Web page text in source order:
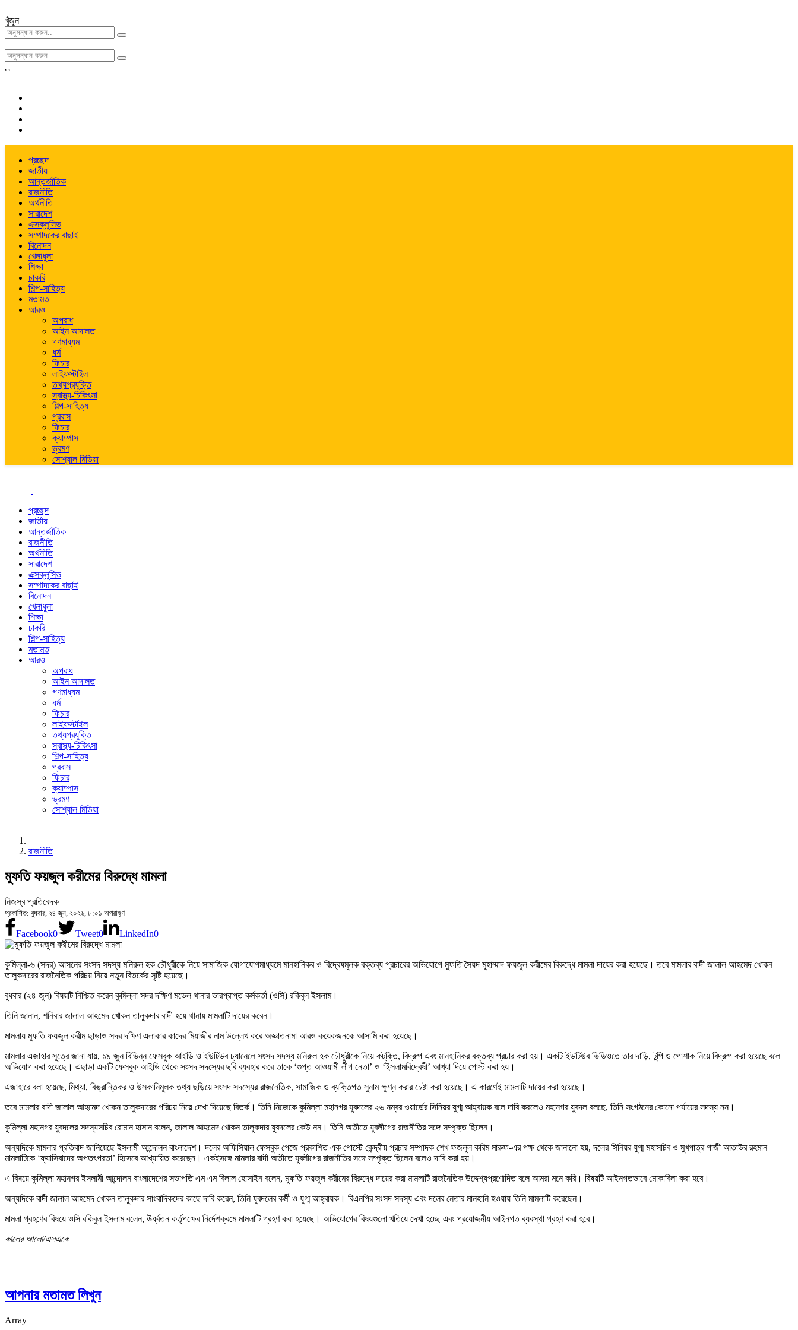
খুঁজুন
, ,
প্রচ্ছদ
জাতীয়
আন্তর্জাতিক
রাজনীতি
অর্থনীতি
সারাদেশ
এক্সক্লুসিভ
সম্পাদকের বাছাই
বিনোদন
খেলাধুলা
শিক্ষা
চাকরি
শিল্প-সাহিত্য
মতামত
আরও
অপরাধ
আইন আদালত
গণমাধ্যম
ধর্ম
ফিচার
লাইফস্টাইল
তথ্যপ্রযুক্তি
স্বাস্থ্য-চিকিৎসা
শিল্প-সাহিত্য
প্রবাস
ফিচার
ক্যাম্পাস
ভ্রমণ
সোশ্যাল মিডিয়া
প্রচ্ছদ
জাতীয়
আন্তর্জাতিক
রাজনীতি
অর্থনীতি
সারাদেশ
এক্সক্লুসিভ
সম্পাদকের বাছাই
বিনোদন
খেলাধুলা
শিক্ষা
চাকরি
শিল্প-সাহিত্য
মতামত
আরও
অপরাধ
আইন আদালত
গণমাধ্যম
ধর্ম
ফিচার
লাইফস্টাইল
তথ্যপ্রযুক্তি
স্বাস্থ্য-চিকিৎসা
শিল্প-সাহিত্য
প্রবাস
ফিচার
ক্যাম্পাস
ভ্রমণ
সোশ্যাল মিডিয়া
রাজনীতি
মুফতি ফয়জুল করীমের বিরুদ্ধে মামলা
নিজস্ব প্রতিবেদক
প্রকাশিত: বুধবার, ২৪ জুন, ২০২৬, ৮:০১ অপরাহ্ণ
Facebook0 Tweet0 LinkedIn0
কুমিল্লা-৬ (সদর) আসনের সংসদ সদস্য মনিরুল হক চৌধুরীকে নিয়ে সামাজিক যোগাযোগমাধ্যমে মানহানিকর ও বিদ্বেষমূলক বক্তব্য প্রচারের অভিযোগে মুফতি সৈয়দ মুহাম্মাদ ফয়জুল করীমের বিরুদ্ধে মামলা দায়ের করা হয়েছে। তবে মামলার বাদী জালাল আহমেদ খোকন
তালুকদারের রাজনৈতিক পরিচয় নিয়ে নতুন বিতর্কের সৃষ্টি হয়েছে।
বুধবার (২৪ জুন) বিষয়টি নিশ্চিত করেন কুমিল্লা সদর দক্ষিণ মডেল থানার ভারপ্রাপ্ত কর্মকর্তা (ওসি) রকিবুল ইসলাম।
তিনি জানান, শনিবার জালাল আহমেদ খোকন তালুকদার বাদী হয়ে থানায় মামলাটি দায়ের করেন।
মামলায় মুফতি ফয়জুল করীম ছাড়াও সদর দক্ষিণ এলাকার কাদের মিয়াজীর নাম উল্লেখ করে অজ্ঞাতনামা আরও কয়েকজনকে আসামি করা হয়েছে।
মামলার এজাহার সূত্রে জানা যায়, ১৯ জুন বিভিন্ন ফেসবুক আইডি ও ইউটিউব চ্যানেলে সংসদ সদস্য মনিরুল হক চৌধুরীকে নিয়ে কটূক্তি, বিদ্রুপ এবং মানহানিকর বক্তব্য প্রচার করা হয়। একটি ইউটিউব ভিডিওতে তার দাড়ি, টুপি ও পোশাক নিয়ে বিদ্রুপ করা হয়েছে বলে
অভিযোগ করা হয়েছে। এছাড়া একটি ফেসবুক আইডি থেকে সংসদ সদস্যের ছবি ব্যবহার করে তাকে ‘গুপ্ত আওয়ামী লীগ নেতা’ ও ‘ইসলামবিদ্বেষী’ আখ্যা দিয়ে পোস্ট করা হয়।
এজাহারে বলা হয়েছে, মিথ্যা, বিভ্রান্তিকর ও উসকানিমূলক তথ্য ছড়িয়ে সংসদ সদস্যের রাজনৈতিক, সামাজিক ও ব্যক্তিগত সুনাম ক্ষুণ্ন করার চেষ্টা করা হয়েছে। এ কারণেই মামলাটি দায়ের করা হয়েছে।
তবে মামলার বাদী জালাল আহমেদ খোকন তালুকদারের পরিচয় নিয়ে দেখা দিয়েছে বিতর্ক। তিনি নিজেকে কুমিল্লা মহানগর যুবদলের ২৬ নম্বর ওয়ার্ডের সিনিয়র যুগ্ম আহ্বায়ক বলে দাবি করলেও মহানগর যুবদল বলছে, তিনি সংগঠনের কোনো পর্যায়ের সদস্য নন।
কুমিল্লা মহানগর যুবদলের সদস্যসচিব রোমান হাসান বলেন, জালাল আহমেদ খোকন তালুকদার যুবদলের কেউ নন। তিনি অতীতে যুবলীগের রাজনীতির সঙ্গে সম্পৃক্ত ছিলেন।
অন্যদিকে মামলার প্রতিবাদ জানিয়েছে ইসলামী আন্দোলন বাংলাদেশ। দলের অফিসিয়াল ফেসবুক পেজে প্রকাশিত এক পোস্টে কেন্দ্রীয় প্রচার সম্পাদক শেখ ফজলুল করিম মারুফ-এর পক্ষ থেকে জানানো হয়, দলের সিনিয়র যুগ্ম মহাসচিব ও মুখপাত্র গাজী আতাউর রহমান
মামলাটিকে ‘ফ্যাসিবাদের অপতৎপরতা’ হিসেবে আখ্যায়িত করেছেন। একইসঙ্গে মামলার বাদী অতীতে যুবলীগের রাজনীতির সঙ্গে সম্পৃক্ত ছিলেন বলেও দাবি করা হয়।
এ বিষয়ে কুমিল্লা মহানগর ইসলামী আন্দোলন বাংলাদেশের সভাপতি এম এম বিলাল হোসাইন বলেন, মুফতি ফয়জুল করীমের বিরুদ্ধে দায়ের করা মামলাটি রাজনৈতিক উদ্দেশ্যপ্রণোদিত বলে আমরা মনে করি। বিষয়টি আইনগতভাবে মোকাবিলা করা হবে।
অন্যদিকে বাদী জালাল আহমেদ খোকন তালুকদার সাংবাদিকদের কাছে দাবি করেন, তিনি যুবদলের কর্মী ও যুগ্ম আহ্বায়ক। বিএনপির সংসদ সদস্য এবং দলের নেতার মানহানি হওয়ায় তিনি মামলাটি করেছেন।
মামলা গ্রহণের বিষয়ে ওসি রকিবুল ইসলাম বলেন, ঊর্ধ্বতন কর্তৃপক্ষের নির্দেশক্রমে মামলাটি গ্রহণ করা হয়েছে। অভিযোগের বিষয়গুলো খতিয়ে দেখা হচ্ছে এবং প্রয়োজনীয় আইনগত ব্যবস্থা গ্রহণ করা হবে।
কালের আলো/এসএকে
আপনার মতামত লিখুন
Array